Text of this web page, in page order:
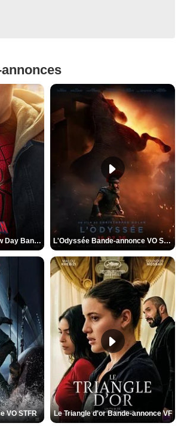
Spider-Man: Brand New Day Bande-annonce VO STFR L'Odyssée Bande-annonce VO STFR
VO STFR Le Triangle d'or Bande-annonce VF